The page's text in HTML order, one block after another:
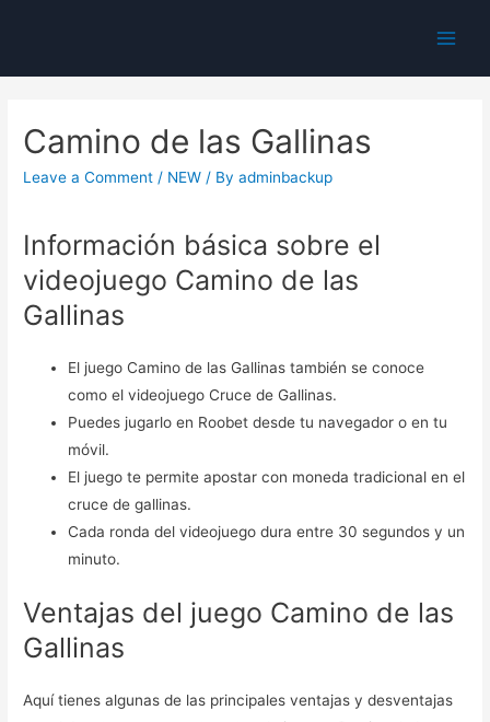
Camino de las Gallinas
Leave a Comment / NEW / Byadminbackup
Información básica sobre el
videojuego Camino de las
Gallinas
El juego Camino de las Gallinas también se conoce
como el videojuego Cruce de Gallinas.
Puedes jugarlo en Roobet desde tu navegador o en tu
móvil.
El juego te permite apostar con moneda tradicional en el
cruce de gallinas.
Cada ronda del videojuego dura entre 30 segundos y un
minuto.
Ventajas del juego Camino de las
Gallinas
Aquí tienes algunas de las principales ventajas y desventajas